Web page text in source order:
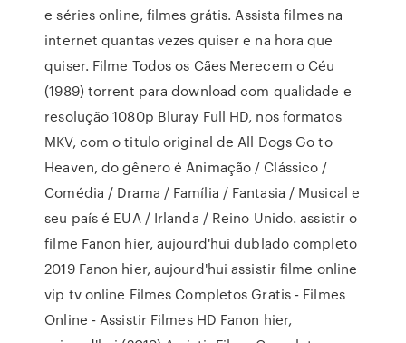
e séries online, filmes grátis. Assista filmes na
internet quantas vezes quiser e na hora que
quiser. Filme Todos os Cães Merecem o Céu
(1989) torrent para download com qualidade e
resolução 1080p Bluray Full HD, nos formatos
MKV, com o titulo original de All Dogs Go to
Heaven, do gênero é Animação / Clássico /
Comédia / Drama / Família / Fantasia / Musical e
seu país é EUA / Irlanda / Reino Unido. assistir o
filme Fanon hier, aujourd'hui dublado completo
2019 Fanon hier, aujourd'hui assistir filme online
vip tv online Filmes Completos Gratis - Filmes
Online - Assistir Filmes HD Fanon hier,